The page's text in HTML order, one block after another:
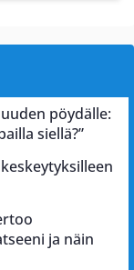
pöydälle:
siellä?”
ja näin